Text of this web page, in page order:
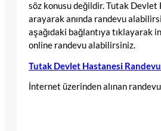
söz konusu değildir. Tutak Devlet
arayarak anında randevu
aşağıdaki bağlantıya tıklayarak
online randevu alabilirsiniz.
Tutak Devlet Hastanesi Randevu
İnternet üzerinden alınan